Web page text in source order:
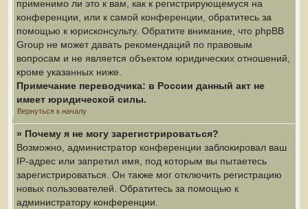
применимо ли это к вам, как к регистрирующемуся на
конференции, или к самой конференции, обратитесь за
помощью к юрисконсульту. Обратите внимание, что phpBB
Group не может давать рекомендаций по правовым
вопросам и не является объектом юридических отношений,
кроме указанных ниже.
Примечание переводчика: в России данный акт не
имеет юридической силы.
Вернуться к началу
» Почему я не могу зарегистрироваться?
Возможно, администратор конференции заблокировал ваш
IP-адрес или запретил имя, под которым вы пытаетесь
зарегистрироваться. Он также мог отключить регистрацию
новых пользователей. Обратитесь за помощью к
администратору конференции.